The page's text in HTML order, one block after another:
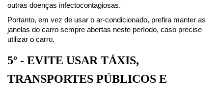
outras doenças infectocontagiosas.
Portanto, em vez de usar o ar-condicionado, prefira manter as
janelas do carro sempre abertas neste período, caso precise
utilizar o carro.
5º - EVITE USAR TÁXIS,
TRANSPORTES PÚBLICOS E